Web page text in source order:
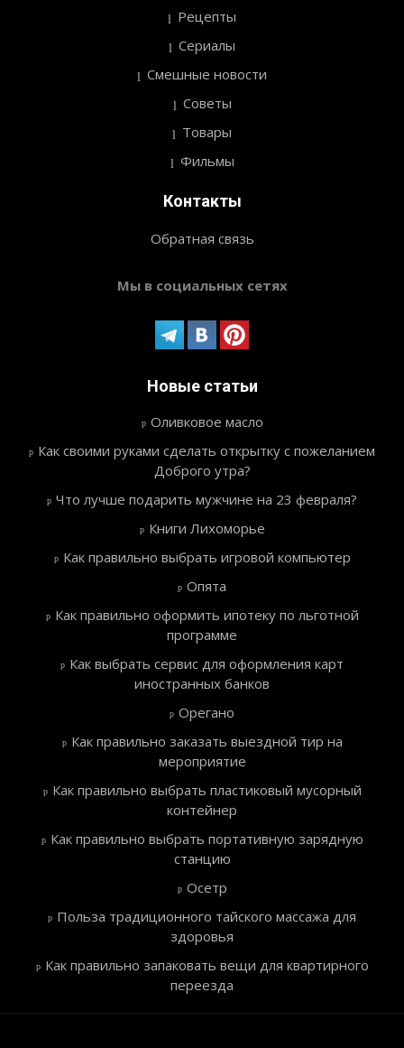
Рецепты
Сериалы
Смешные новости
Советы
Товары
Фильмы
Контакты
Обратная связь
Мы в социальных сетях
Новые статьи
Оливковое масло
Как своими руками сделать открытку с пожеланием
Доброго утра?
Что лучше подарить мужчине на 23 февраля?
Книги Лихоморье
Как правильно выбрать игровой компьютер
Опята
Как правильно оформить ипотеку по льготной
программе
Как выбрать сервис для оформления карт
иностранных банков
Орегано
Как правильно заказать выездной тир на
мероприятие
Как правильно выбрать пластиковый мусорный
контейнер
Как правильно выбрать портативную зарядную
станцию
Осетр
Польза традиционного тайского массажа для
здоровья
Как правильно запаковать вещи для квартирного
переезда